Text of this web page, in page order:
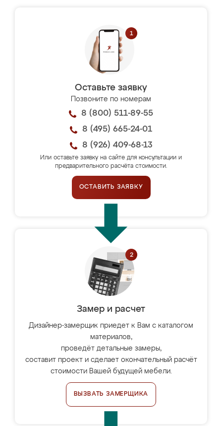
Оставьте заявку
Позвоните по номерам
8 (800) 511-89-55
8 (495) 665-24-01
8 (926) 409-68-13
Или оставьте заявку на сайте для консультации и
предварительного расчёта стоимости.
ОСТАВИТЬ ЗАЯВКУ
Замер и расчет
Дизайнер-замерщик приедет к Вам с каталогом
материалов,
проведёт детальные замеры,
составит проект и сделает окончательный расчёт
стоимости Вашей будущей мебели.
ВЫЗВАТЬ ЗАМЕРЩИКА